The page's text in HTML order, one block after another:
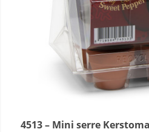
4513 – Mini serre